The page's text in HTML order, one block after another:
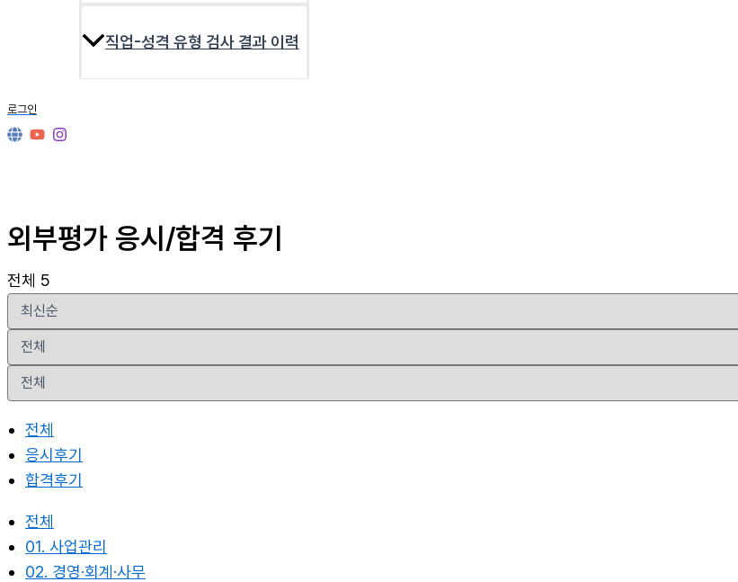
직업-성격 유형 검사 결과 이력
로그인
외부평가 응시/합격 후기
전체 5
전체
응시후기
합격후기
전체
01. 사업관리
02. 경영·회계·사무